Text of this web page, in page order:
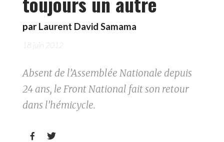
par Laurent David Samama
18 juin 2012
Absent de l’Assemblée Nationale depuis
24 ans, le Front National fait son retour
dans l’hémicycle.
 